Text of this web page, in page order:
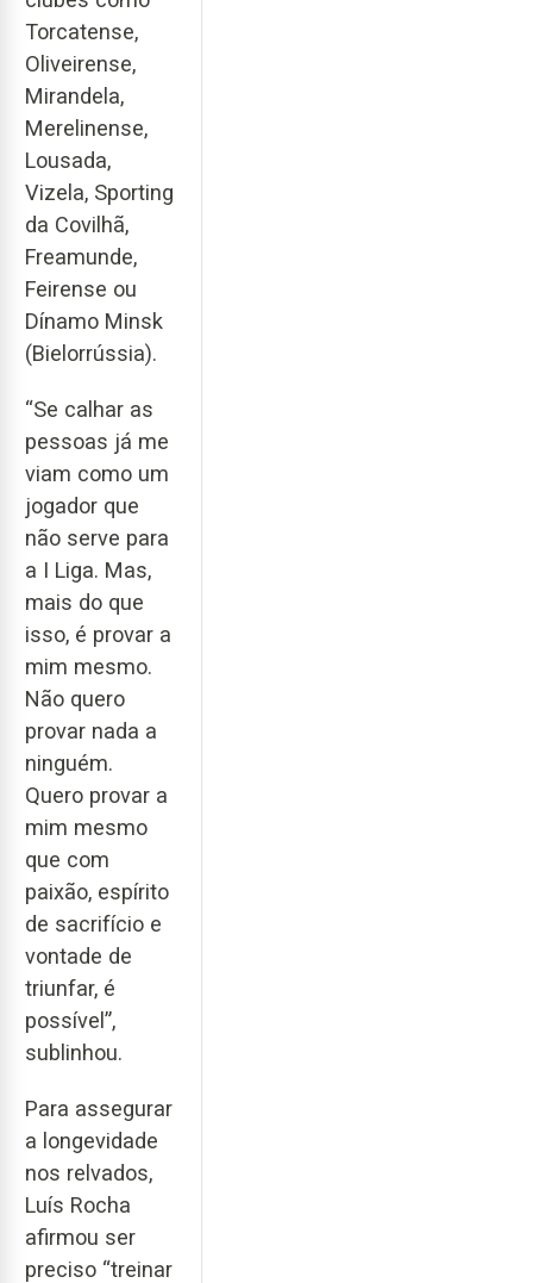
Torcatense,
Oliveirense,
Mirandela,
Merelinense,
Lousada,
Vizela, Sporting
da Covilhã,
Freamunde,
Feirense ou
Dínamo Minsk
(Bielorrússia).
“Se calhar as
pessoas já me
viam como um
jogador que
não serve para
a I Liga. Mas,
mais do que
isso, é provar a
mim mesmo.
Não quero
provar nada a
ninguém.
Quero provar a
mim mesmo
que com
paixão, espírito
de sacrifício e
vontade de
triunfar, é
possível”,
sublinhou.
Para assegurar
a longevidade
nos relvados,
Luís Rocha
afirmou ser
preciso “treinar